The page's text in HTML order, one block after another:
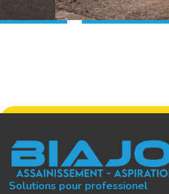
Solutions pour professionel